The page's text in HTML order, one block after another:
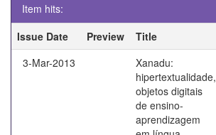
Item hits:
Issue Date
Preview Title
3-Mar-2013
Xanadu:
hipertextualidade,
objetos digitais
de ensino-
aprendizagem